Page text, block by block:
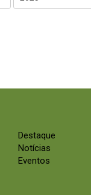
Destaque
Notícias
Eventos